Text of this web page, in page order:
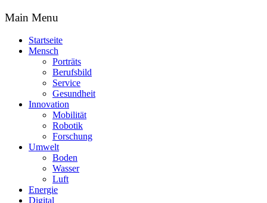
Main Menu
Startseite
Mensch
Porträts
Berufsbild
Service
Gesundheit
Innovation
Mobilität
Robotik
Forschung
Umwelt
Boden
Wasser
Luft
Energie
Digital